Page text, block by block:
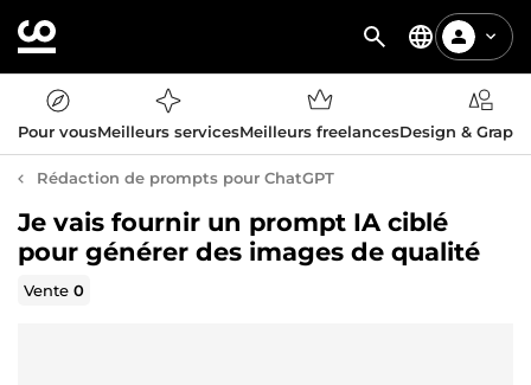
Pour vousMeilleurs servicesMeilleurs freelancesDesign &
Rédaction de prompts pour ChatGPT
Je vais fournir un prompt IA ciblé
pour générer des images de qualité
Vente0